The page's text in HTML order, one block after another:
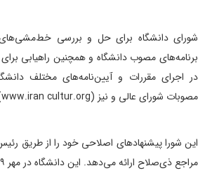
شورای دانشگاه برای حل و بررسی
برنامه‌های مصوب دانشگاه و همچنین راهیابی
در اجرای مقررات و آیین‌نامه‌های مختلف
مصوبات شورای عالی و نیز (www.iran cultur.org)
این شورا پیشنهادهای اصلاحی خود را از طریق